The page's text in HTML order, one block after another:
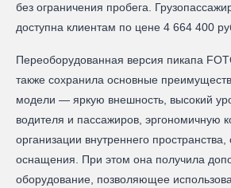
без ограничения пробега.
доступна клиентам по цене 4 664 400
Переоборудованная версия пикапа
также сохранила основные
модели — яркую внешность, высокий
водителя и пассажиров, эргономичную
организации внутреннего
оснащения. При этом она получила
оборудование, позволяющее